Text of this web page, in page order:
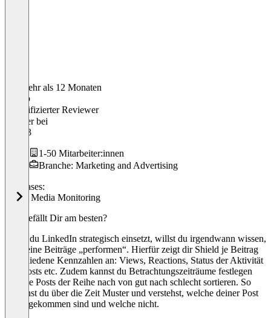
Vor mehr als 12 Monaten
Marko
Verifizierter Reviewer
Inhaberbei
MTK3
1-50 Mitarbeiter:innen
Branche: Marketing and Advertising
Use cases:
Social Media Monitoring
Was gefällt Dir am besten?
Wenn du LinkedIn strategisch einsetzt, willst du irgendwann wissen,
wie deine Beiträge „performen“. Hierfür zeigt dir Shield je Beitrag
verschiedene Kennzahlen an: Views, Reactions, Status der Aktivität
von Posts etc. Zudem kannst du Betrachtungszeiträume festlegen
und die Posts der Reihe nach von gut nach schlecht sortieren. So
erkennst du über die Zeit Muster und verstehst, welche deiner Post
gut angekommen sind und welche nicht.